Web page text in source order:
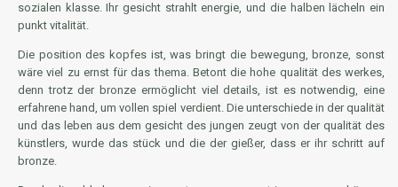
sozialen klasse. Ihr gesicht strahlt energie, und die halben lächeln ein
punkt vitalität.
Die position des kopfes ist, was bringt die bewegung, bronze, sonst
wäre viel zu ernst für das thema. Betont die hohe qualität des werkes,
denn trotz der bronze ermöglicht viel details, ist es notwendig, eine
erfahrene hand, um vollen spiel verdient. Die unterschiede in der qualität
und das leben aus dem gesicht des jungen zeugt von der qualität des
künstlers, wurde das stück und die der gießer, dass er ihr schritt auf
bronze.